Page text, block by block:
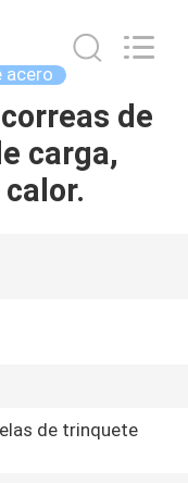
acero
de
carga,
de trinquete